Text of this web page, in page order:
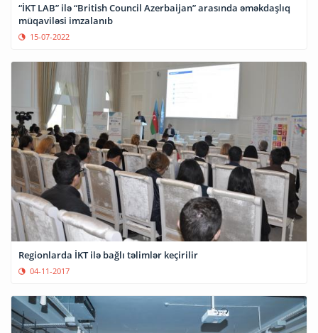
“İKT LAB” ilə “British Council Azerbaijan” arasında əməkdaşlıq
müqaviləsi imzalanıb
15-07-2022
Regionlarda İKT ilə bağlı təlimlər keçirilir
04-11-2017